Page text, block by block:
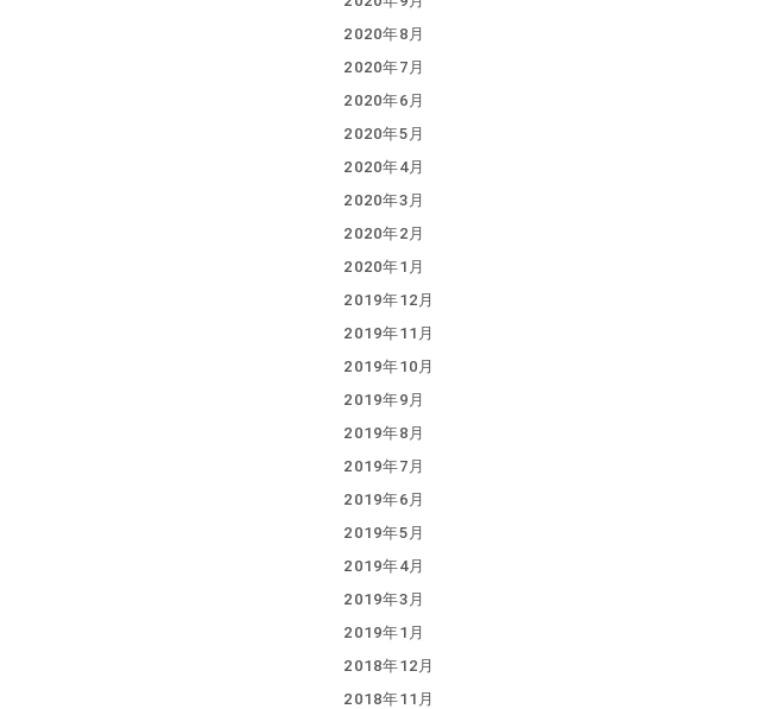
2020年8月
2020年7月
2020年6月
2020年5月
2020年4月
2020年3月
2020年2月
2020年1月
2019年12月
2019年11月
2019年10月
2019年9月
2019年8月
2019年7月
2019年6月
2019年5月
2019年4月
2019年3月
2019年1月
2018年12月
2018年11月